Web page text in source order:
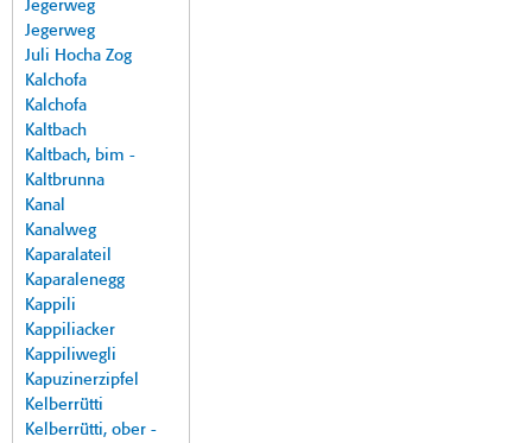
Jegerweg
Jegerweg
Juli Hocha Zog
Kalchofa
Kalchofa
Kaltbach
Kaltbach, bim -
Kaltbrunna
Kanal
Kanalweg
Kaparalateil
Kaparalenegg
Kappili
Kappiliacker
Kappiliwegli
Kapuzinerzipfel
Kelberrütti
Kelberrütti, ober -